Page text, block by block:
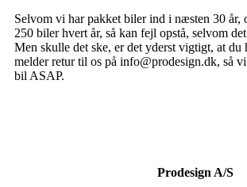
Selvom vi har pakket biler ind i næsten 30 år,
250 biler hvert år, så kan fejl opstå, selvom
Men skulle det ske, er det yderst vigtigt, at du
melder retur til os på info@prodesign.dk, så
bil ASAP.
Prodesign A/S